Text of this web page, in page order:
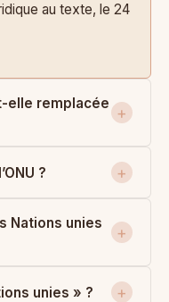
au texte, le 24
elle remplacée
?
Nations unies
unies » ?